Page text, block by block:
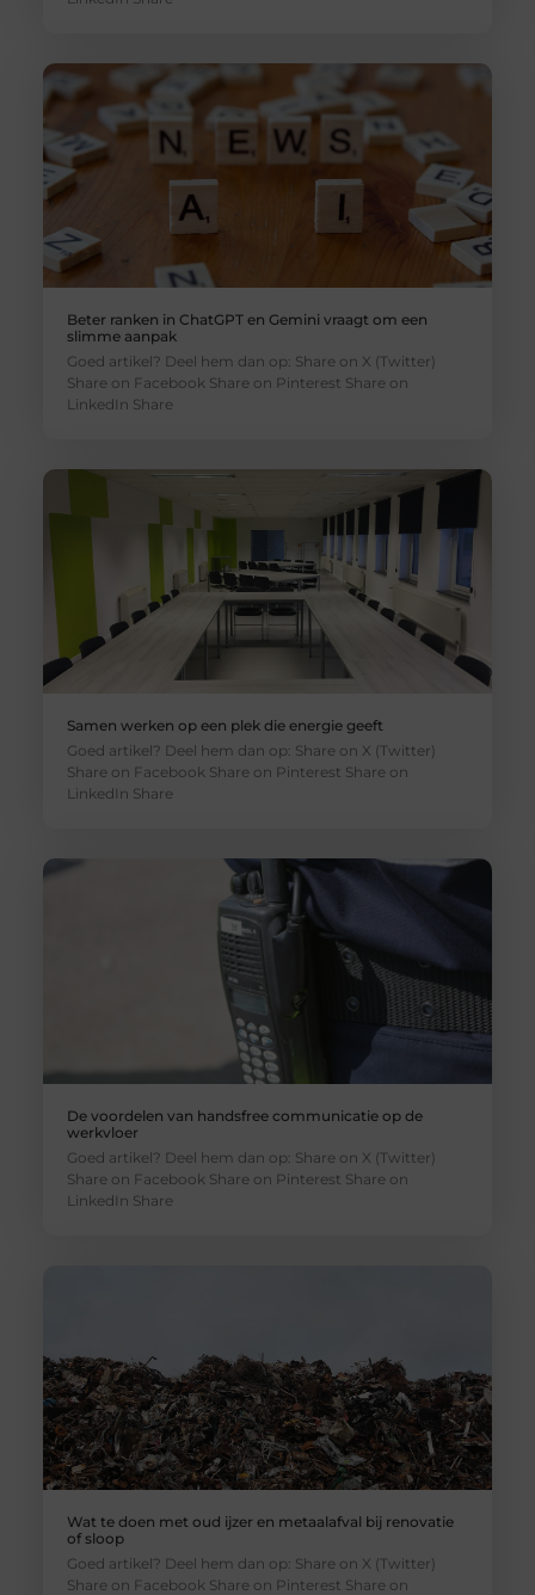
Beter ranken in ChatGPT en Gemini vraagt om een
slimme aanpak
Goed artikel? Deel hem dan op: Share on X (Twitter)
Share on Facebook Share on Pinterest Share on
LinkedIn Share
Samen werken op een plek die energie geeft
Goed artikel? Deel hem dan op: Share on X (Twitter)
Share on Facebook Share on Pinterest Share on
LinkedIn Share
De voordelen van handsfree communicatie op de
werkvloer
Goed artikel? Deel hem dan op: Share on X (Twitter)
Share on Facebook Share on Pinterest Share on
LinkedIn Share
Wat te doen met oud ijzer en metaalafval bij renovatie
of sloop
Goed artikel? Deel hem dan op: Share on X (Twitter)
Share on Facebook Share on Pinterest Share on